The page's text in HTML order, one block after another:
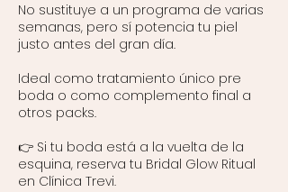
No sustituye a un programa de varias
semanas, pero sí potencia tu piel
justo antes del gran día.
Ideal como tratamiento único pre
boda o como complemento final a
otros packs.
👉 Si tu boda está a la vuelta de la
esquina, reserva tu Bridal Glow Ritual
en Clínica Trevi.